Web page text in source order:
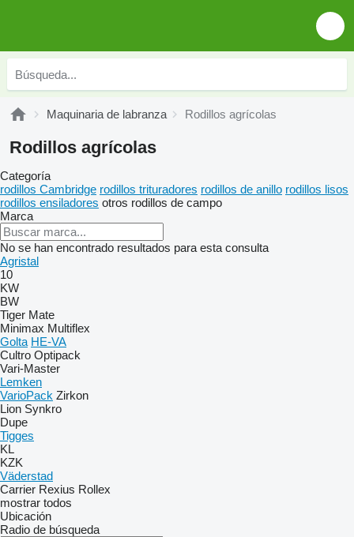
Maquinaria de labranza Rodillos agrícolas
Rodillos agrícolas
Categoría
rodillos Cambridge rodillos trituradores rodillos de anillo rodillos lisos
rodillos ensiladores otros rodillos de campo
Marca
No se han encontrado resultados para esta consulta
Agristal
10
KW
BW
Tiger Mate
Minimax Multiflex
Golta HE-VA
Cultro Optipack
Vari-Master
Lemken
VarioPack Zirkon
Lion Synkro
Dupe
Tigges
KL
KZK
Väderstad
Carrier Rexius Rollex
mostrar todos
Ubicación
Radio de búsqueda